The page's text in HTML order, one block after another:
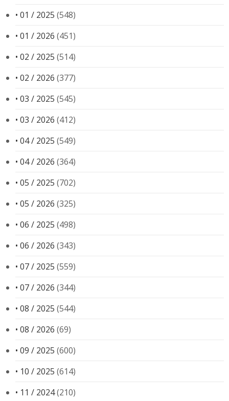
• 01 / 2025 (548)
• 01 / 2026 (451)
• 02 / 2025 (514)
• 02 / 2026 (377)
• 03 / 2025 (545)
• 03 / 2026 (412)
• 04 / 2025 (549)
• 04 / 2026 (364)
• 05 / 2025 (702)
• 05 / 2026 (325)
• 06 / 2025 (498)
• 06 / 2026 (343)
• 07 / 2025 (559)
• 07 / 2026 (344)
• 08 / 2025 (544)
• 08 / 2026 (69)
• 09 / 2025 (600)
• 10 / 2025 (614)
• 11 / 2024(210)